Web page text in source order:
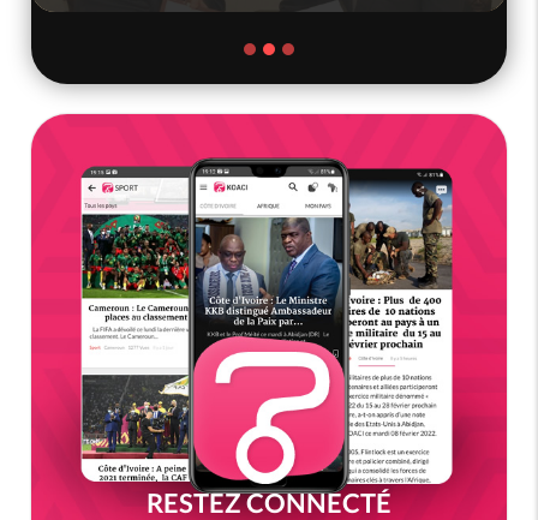
RESTEZ CONNECTÉ